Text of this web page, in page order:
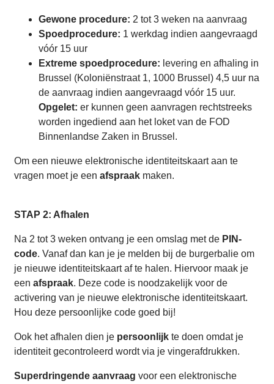
Gewone procedure: 2 tot 3 weken na aanvraag
Spoedprocedure: 1 werkdag indien aangevraagd
vóór 15 uur
Extreme spoedprocedure: levering en afhaling in
Brussel (Koloniënstraat 1, 1000 Brussel) 4,5 uur na
de aanvraag indien aangevraagd vóór 15 uur.
Opgelet: er kunnen geen aanvragen rechtstreeks
worden ingediend aan het loket van de FOD
Binnenlandse Zaken in Brussel.
Om een nieuwe elektronische identiteitskaart aan te
vragen moet je een afspraak maken.
STAP 2: Afhalen
Na 2 tot 3 weken ontvang je een omslag met de PIN-
code. Vanaf dan kan je je melden bij de burgerbalie om
je nieuwe identiteitskaart af te halen. Hiervoor maak je
een afspraak. Deze code is noodzakelijk voor de
activering van je nieuwe elektronische identiteitskaart.
Hou deze persoonlijke code goed bij!
Ook het afhalen dien je persoonlijk te doen omdat je
identiteit gecontroleerd wordt via je vingerafdrukken.
Superdringende aanvraag voor een elektronische